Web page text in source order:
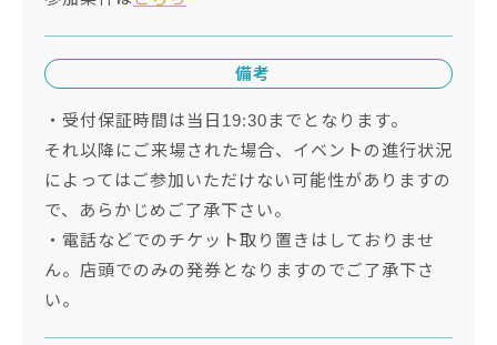
備考
・受付保証時間は当日19:30までとなります。
それ以降にご来場された場合、イベントの進行状況
によってはご参加いただけない可能性がありますの
で、あらかじめご了承下さい。
・電話などでのチケット取り置きはしておりませ
ん。店頭でのみの発券となりますのでご了承下さ
い。